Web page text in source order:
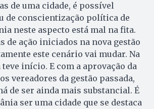
de uma cidade, é possível
de conscientização política de
neste aspecto está mal na fita.
de ação iniciados na nova gestão
este cenário vai mudar. Na
início. E com a aprovação da
vereadores da gestão passada,
de ser ainda mais substancial. É
ser uma cidade que se destaca